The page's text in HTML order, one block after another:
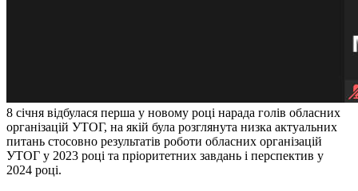
Підготовка перекладачів
"Сервіс УТОГ"
Атестація
Безбар'єрність для глухих
Вінницька область
8 січня відбулася перша у новому році нарада голів обласних
організацій УТОГ, на якій була розглянута низка актуальних
питань стосовно результатів роботи обласних організацій
УТОГ у 2023 році та пріоритетних завдань і перспектив у
2024 році.